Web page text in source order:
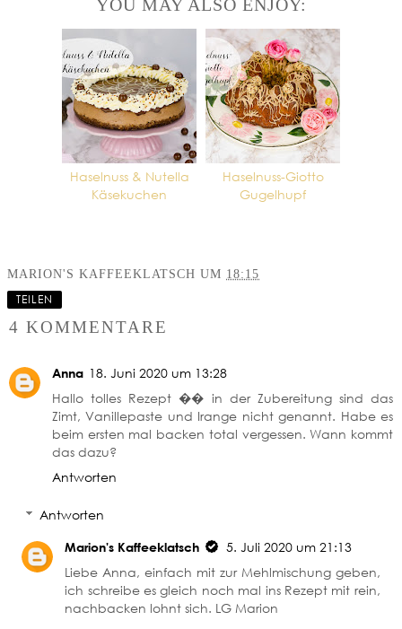
YOU MAY ALSO ENJOY:
Haselnuss & Nutella
Käsekuchen
Haselnuss-Giotto
Gugelhupf
MARION'S KAFFEEKLATSCH UM 18:15
TEILEN
4 KOMMENTARE
Anna 18. Juni 2020 um 13:28
Hallo tolles Rezept �� in der Zubereitung sind das
Zimt, Vanillepaste und Irange nicht genannt. Habe es
beim ersten mal backen total vergessen. Wann kommt
das dazu?
Antworten
Antworten
Marion's Kaffeeklatsch
5. Juli 2020 um 21:13
Liebe Anna, einfach mit zur Mehlmischung geben,
ich schreibe es gleich noch mal ins Rezept mit rein,
nachbacken lohnt sich. LG Marion